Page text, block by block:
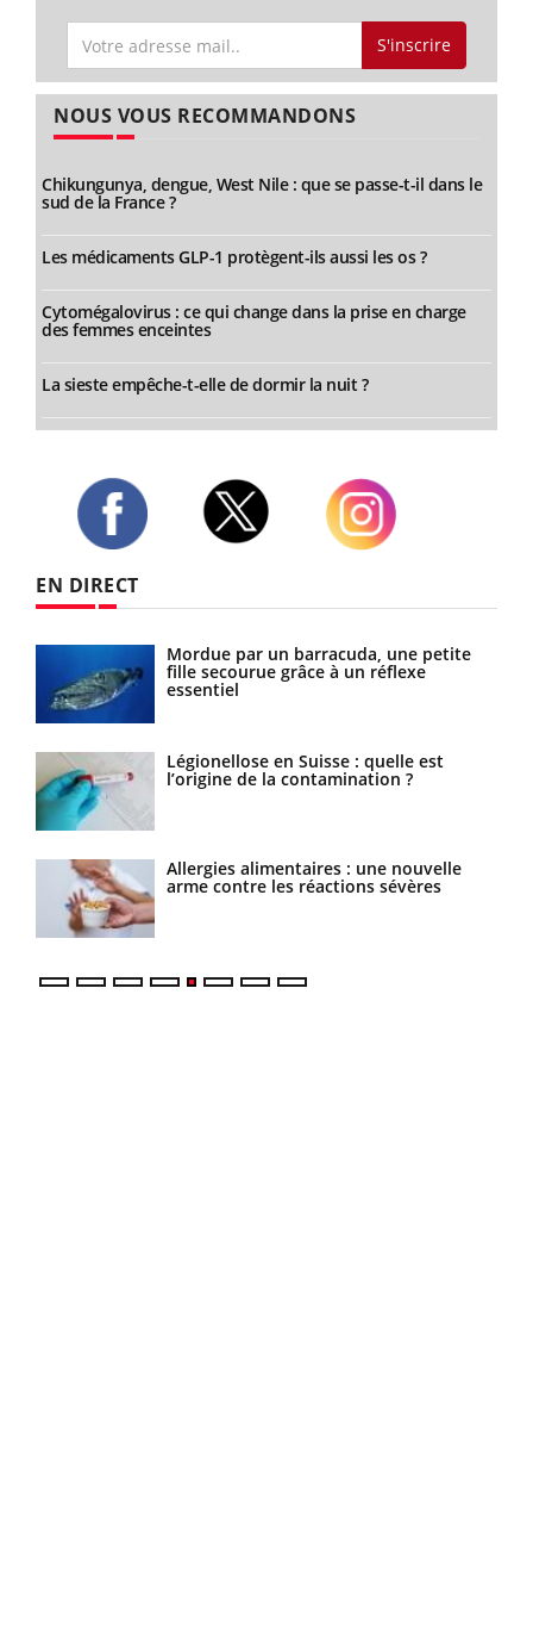
S'inscrire
NOUS VOUS RECOMMANDONS
Chikungunya, dengue, West Nile : que se passe-t-il dans le
sud de la France ?
Les médicaments GLP-1 protègent-ils aussi les os ?
Cytomégalovirus : ce qui change dans la prise en charge
des femmes enceintes
La sieste empêche-t-elle de dormir la nuit ?
EN DIRECT
Mordue par un barracuda, une petite
fille secourue grâce à un réflexe
essentiel
Légionellose en Suisse : quelle est
l’origine de la contamination ?
Allergies alimentaires : une nouvelle
arme contre les réactions sévères